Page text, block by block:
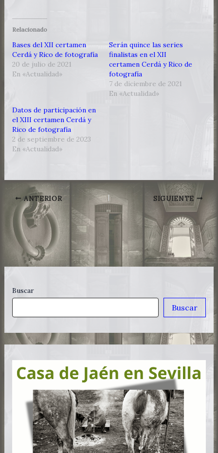
Relacionado
Bases del XII certamen
Cerdá y Rico de fotografía
20 de julio de 2021
En «Actualidad»
Serán quince las series
finalistas en el XII
certamen Cerdá y Rico de
fotografía
7 de diciembre de 2021
En «Actualidad»
Datos de participación en
el XIII certamen Cerdá y
Rico de fotografía
2 de septiembre de 2023
En «Actualidad»
ANTERIOR SIGUIENTE
Buscar
Buscar